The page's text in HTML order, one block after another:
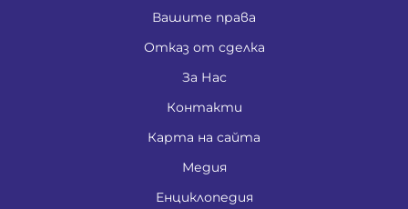
Вашите права
Отказ от сделка
За Нас
Контакти
Карта на сайта
Медия
Енциклопедия